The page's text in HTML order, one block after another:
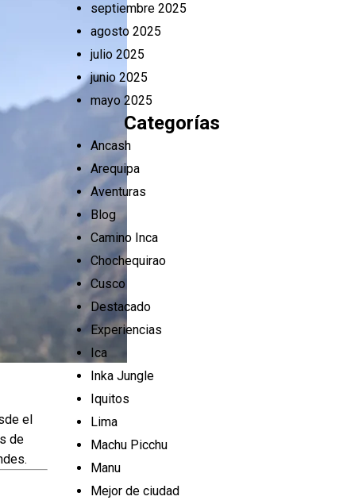
el
de
septiembre 2025
agosto 2025
julio 2025
junio 2025
mayo 2025
Categorías
Ancash
Arequipa
Aventuras
Blog
Camino Inca
Chochequirao
Cusco
Destacado
Experiencias
Ica
Inka Jungle
Iquitos
Lima
Machu Picchu
Manu
Mejor de ciudad